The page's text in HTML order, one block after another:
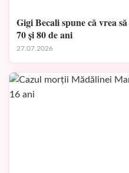
Gigi Becali spune că vrea
70 și 80 de ani
27.07.2026